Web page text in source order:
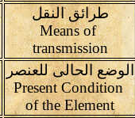
طرائق النقل
Means of
transmission
الوضع الحالى للعنصر
Present Condition
of the Element